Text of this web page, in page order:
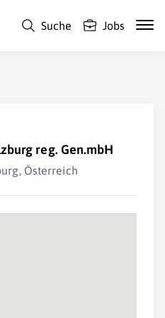
Suche Jobs
reg. Gen.mbH
Österreich